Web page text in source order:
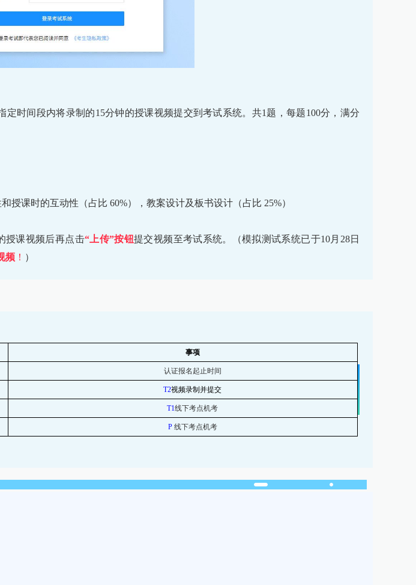
时间段内将录制的15分钟的授课视频提交到考试系统。共1题，每题100分，满分
授课时的互动性（占比 60%），教案设计及板书设计（占比 25%）
授课视频后再点击“上传”按钮提交视频至考试系统。（模拟测试系统已于10月28日
频 ！ ）
事项
认证报名起止时间
T2视频录制 并提交
T1线下考点机考
P 线下考点机考